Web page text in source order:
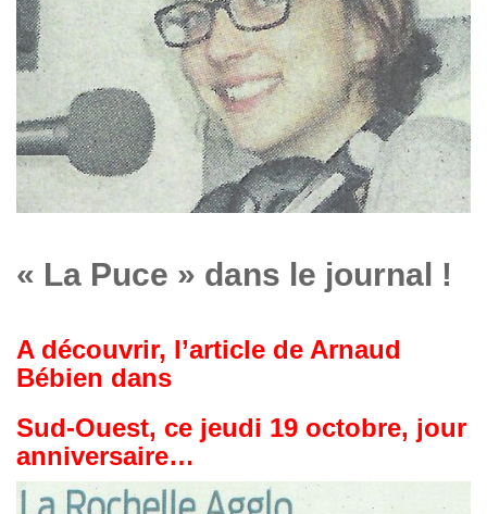
« La Puce » dans le journal !
A découvrir, l’article de Arnaud
Bébien dans
Sud-Ouest, ce jeudi 19 octobre, jour
anniversaire…